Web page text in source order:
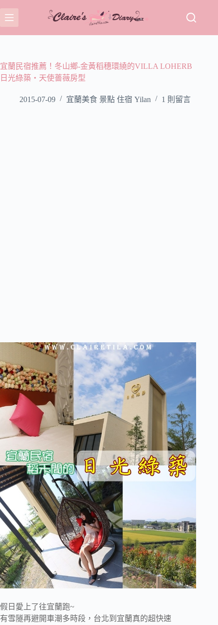
至
主
容
宜蘭民宿推薦！冬山鄉-金黃稻穗環繞的VILLA LOHERB
日光綠築‧天使薔薇房型
2015-07-09 宜蘭美食 景點 住宿 Yilan 1 則留言
假日愛上了往宜蘭跑~
有雪隧再避開車潮多時段，台北到宜蘭真的超快速